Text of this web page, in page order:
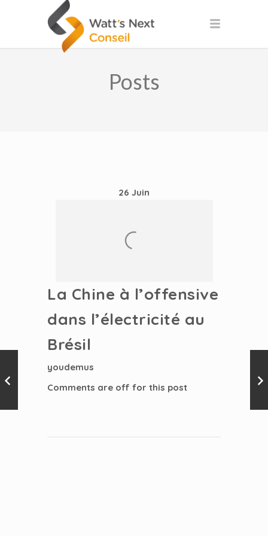
Posts
26 Juin
La Chine à l’offensive
dans l’électricité au
Brésil
youdemus
Comments are off for this post